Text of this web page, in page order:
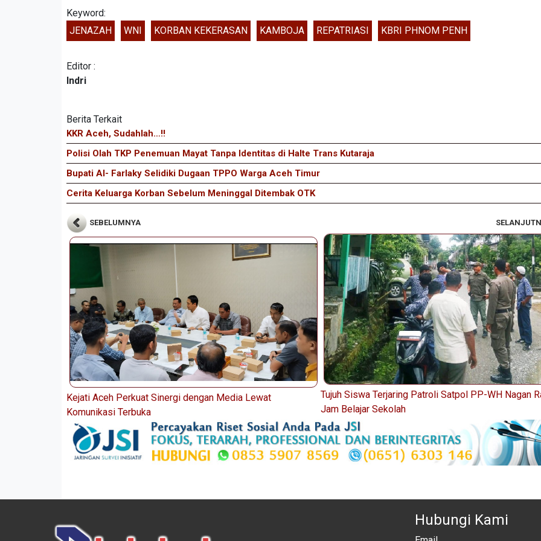
Keyword:
JENAZAH
WNI KORBAN KEKERASAN KAMBOJA REPATRIASI KBRI PHNOM PENH
Editor :
Indri
Berita Terkait
KKR Aceh, Sudahlah…!!
Polisi Olah TKP Penemuan Mayat Tanpa Identitas di Halte Trans Kutaraja
Bupati Al- Farlaky Selidiki Dugaan TPPO Warga Aceh Timur
Cerita Keluarga Korban Sebelum Meninggal Ditembak OTK
SEBELUMNYA
Kejati Aceh Perkuat Sinergi dengan Media Lewat
Komunikasi Terbuka
Tujuh Siswa Terjaring Patroli Satpol PP-WH Nagan
Jam Belajar Sekolah
Hubungi Kami